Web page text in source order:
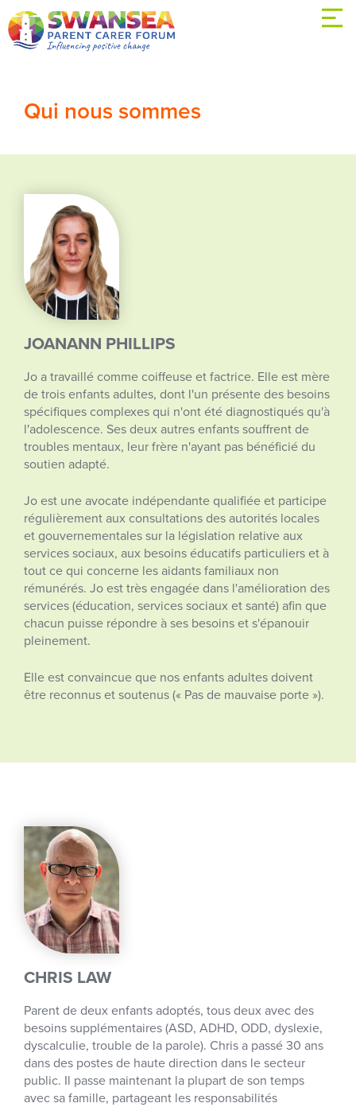
Qui nous sommes
JOANANN PHILLIPS
Jo a travaillé comme coiffeuse et factrice. Elle est mère
de trois enfants adultes, dont l'un présente des besoins
spécifiques complexes qui n'ont été diagnostiqués qu'à
l'adolescence. Ses deux autres enfants souffrent de
troubles mentaux, leur frère n'ayant pas bénéficié du
soutien adapté.
Jo est une avocate indépendante qualifiée et participe
régulièrement aux consultations des autorités locales
et gouvernementales sur la législation relative aux
services sociaux, aux besoins éducatifs particuliers et à
tout ce qui concerne les aidants familiaux non
rémunérés. Jo est très engagée dans l'amélioration des
services (éducation, services sociaux et santé) afin que
chacun puisse répondre à ses besoins et s'épanouir
pleinement.
Elle est convaincue que nos enfants adultes doivent
être reconnus et soutenus (« Pas de mauvaise porte »).
CHRIS LAW
Parent de deux enfants adoptés, tous deux avec des
besoins supplémentaires (ASD, ADHD, ODD, dyslexie,
dyscalculie, trouble de la parole). Chris a passé 30 ans
dans des postes de haute direction dans le secteur
public. Il passe maintenant la plupart de son temps
avec sa famille, partageant les responsabilités